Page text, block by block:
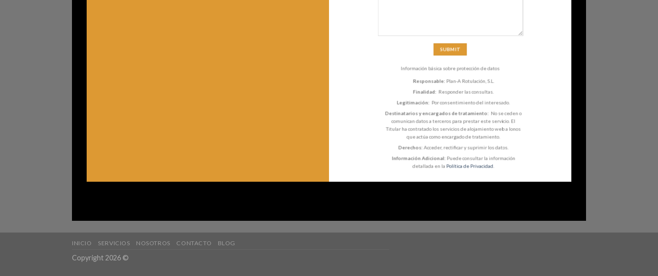
Información básica sobre protección de datos
Responsable: Plan-A Rotulación, S.L.
Finalidad: Responder las consultas.
Legitimación: Por consentimiento del interesado.
Destinatarios y encargados de tratamiento: No se ceden o
comunican datos a terceros para prestar este servicio. El
Titular ha contratado los servicios de alojamiento web a Ionos
que actúa como encargado de tratamiento.
Derechos:Acceder, rectificar y suprimir los datos.
Información Adicional: Puede consultar la información
detallada en la Política de Privacidad
INICIO SERVICIOS NOSOTROS CONTACTO BLOG
Copyright 2026 ©